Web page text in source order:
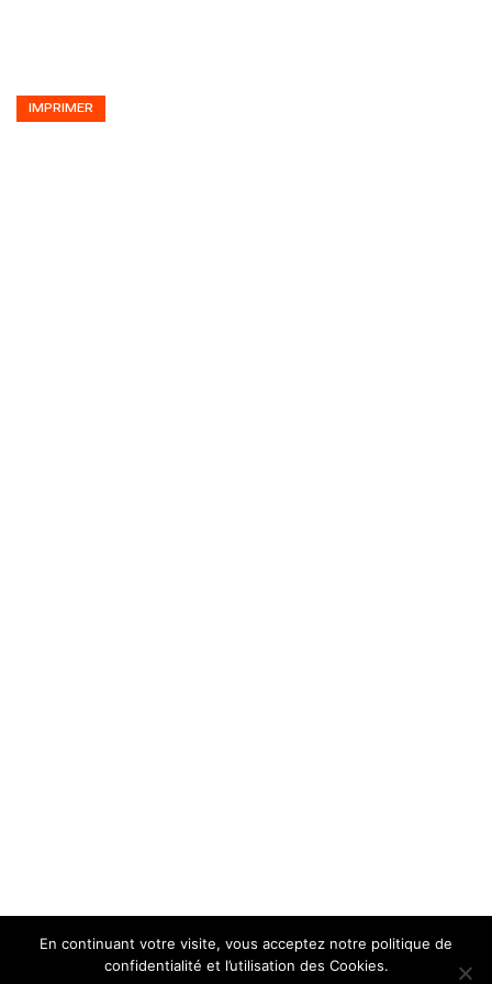
IMPRIMER
En continuant votre visite, vous acceptez notre politique de
confidentialité et l’utilisation des Cookies.